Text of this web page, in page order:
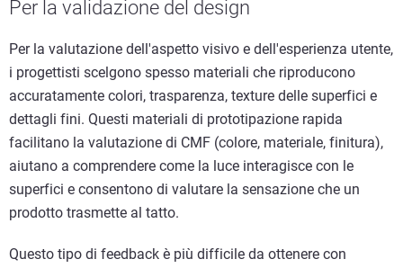
Per la validazione del design
Per la valutazione dell'aspetto visivo e dell'esperienza utente,
i progettisti scelgono spesso materiali che riproducono
accuratamente colori, trasparenza, texture delle superfici e
dettagli fini. Questi materiali di prototipazione rapida
facilitano la valutazione di CMF (colore, materiale, finitura),
aiutano a comprendere come la luce interagisce con le
superfici e consentono di valutare la sensazione che un
prodotto trasmette al tatto.
Questo tipo di feedback è più difficile da ottenere con